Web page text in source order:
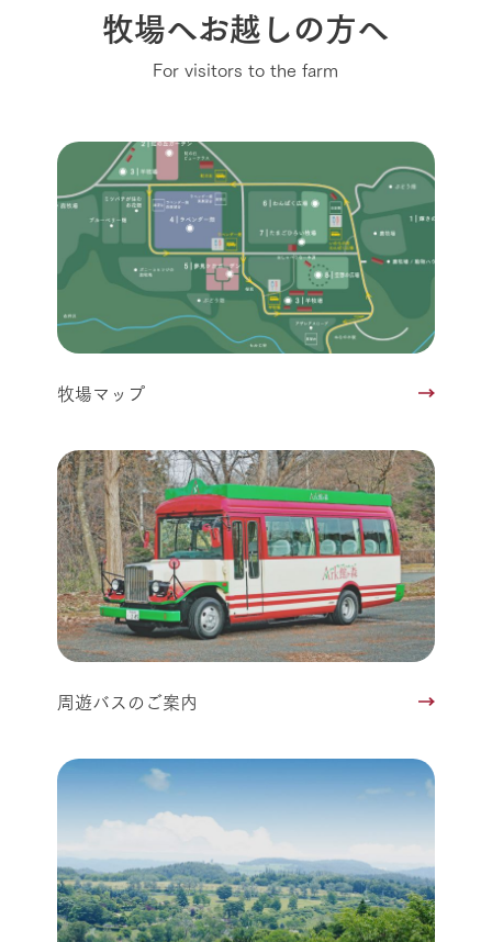
牧場へお越しの方へ
For visitors to the farm
牧場マップ
周遊バスのご案内